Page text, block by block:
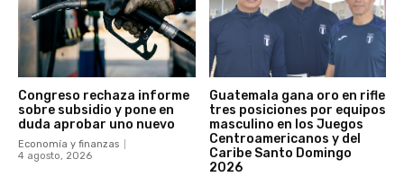
Congreso rechaza informe
sobre subsidio y pone en
duda aprobar uno nuevo
Economía y finanzas
4 agosto, 2026
Guatemala gana oro en rifle
tres posiciones por equipos
masculino en los Juegos
Centroamericanos y del
Caribe Santo Domingo
2026